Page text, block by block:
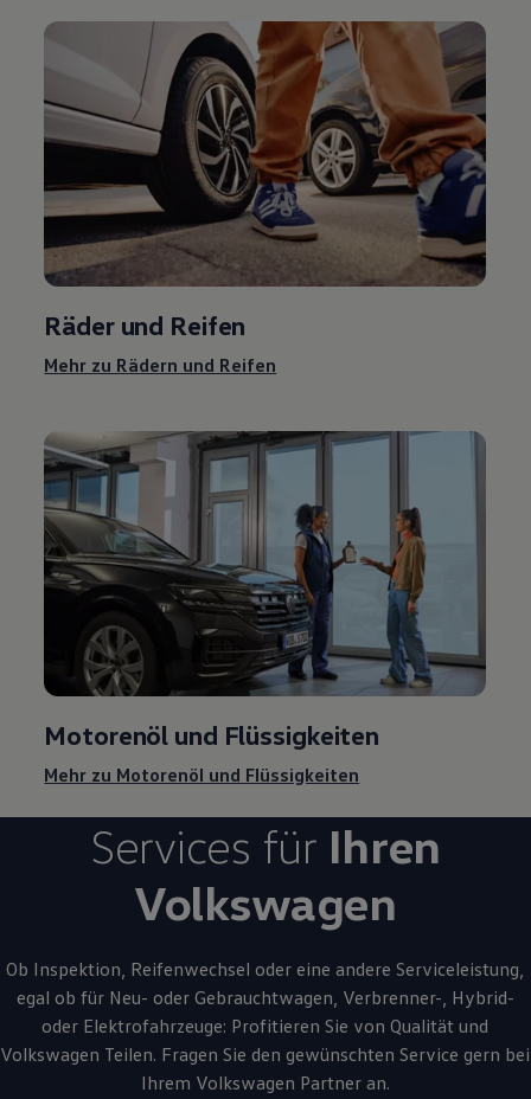
Räder und Reifen
Mehr zu Rädern und Reifen
Motorenöl und Flüssigkeiten
Mehr zu Motorenöl und Flüssigkeiten
Services für Ihren
Volkswagen
Ob Inspektion, Reifenwechsel oder eine andere Serviceleistung,
egal ob für Neu- oder Gebrauchtwagen , Verbrenner-, Hybrid-
oder Elektrofahrzeuge: Profitieren Sie von Qualität und
Volkswagen Teilen. Fragen Sie den gewünschten Service gern bei
Ihrem Volkswagen Partner an.